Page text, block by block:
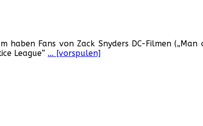
Fans von Zack Snyders DC-Filmen („Man
League“ … [vorspulen]